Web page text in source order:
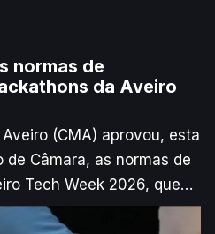
normas de
da Aveiro
(CMA) aprovou, esta
Câmara, as normas de
Tech Week 2026, que